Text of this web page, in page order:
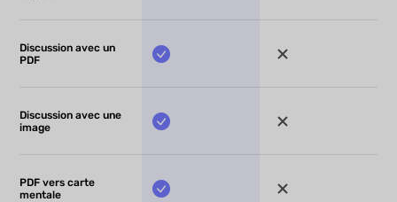
Discussion avec un
PDF
Discussion avec une
image
PDF vers carte
mentale